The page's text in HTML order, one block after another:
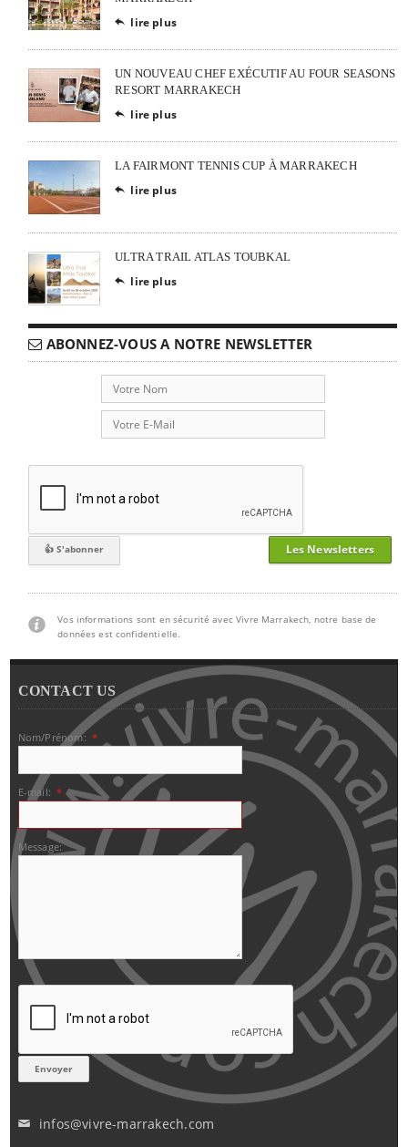
 lire plus
UN NOUVEAU CHEF EXÉCUTIF AU FOUR SEASONS
RESORT MARRAKECH
 lire plus
LA FAIRMONT TENNIS CUP À MARRAKECH
 lire plus
ULTRA TRAIL ATLAS TOUBKAL
 lire plus
ABONNEZ-VOUS A NOTRE NEWSLETTER
Les Newsletters
Vos informations sont en sécurité avec Vivre Marrakech, notre base de
données est confidentielle.
CONTACT US
Nom/Prénom: *
E-mail: *
Message:
✉ infos@vivre-marrakech.com